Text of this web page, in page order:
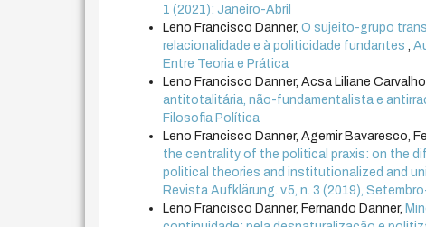
1 (2021): Janeiro-Abril
Leno Francisco Danner,O sujeito-grupo
relacionalidade e à politicidade fundantes,
Entre Teoria e Prática
Leno Francisco Danner, Acsa Liliane
antitotalitária, não-fundamentalista e
Filosofia Política
Leno Francisco Danner, Agemir Bavaresco,
the centrality of the political praxis: on the
political theories and institutionalized and
Revista Aufklärung. v.5, n. 3 (2019),
Leno Francisco Danner, Fernando Danner,